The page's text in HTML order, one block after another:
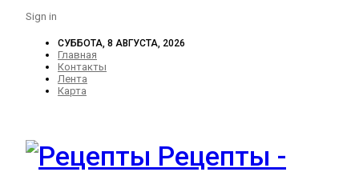
Sign in
СУББОТА, 8 АВГУСТА, 2026
Главная
Контакты
Лента
Карта
Рецепты -